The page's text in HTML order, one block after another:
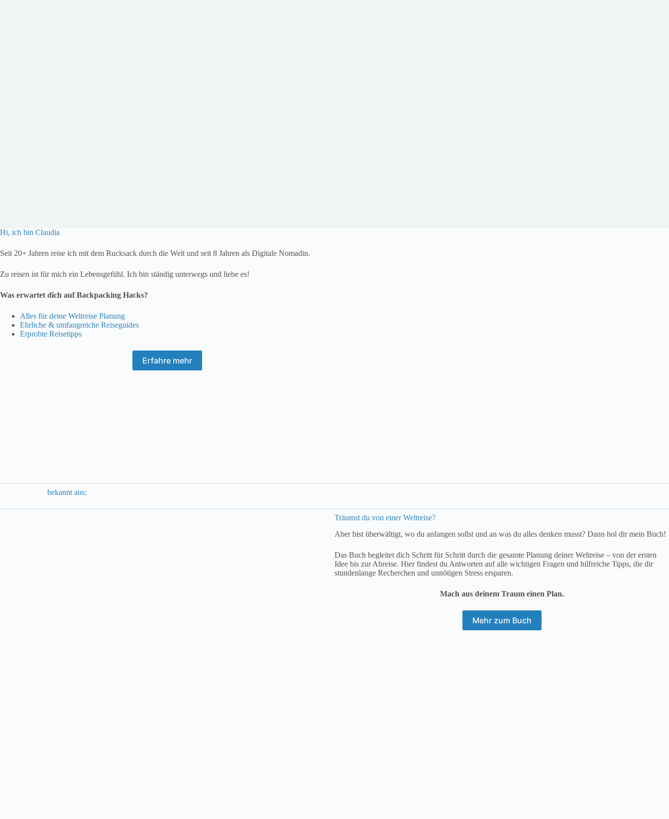
Hi, ich bin Claudia
Seit 20+ Jahren reise ich mit dem Rucksack durch die Welt und seit 8 Jahren als Digitale Nomadin.
Zu reisen ist für mich ein Lebensgefühl. Ich bin ständig unterwegs und liebe es!
Was erwartet dich auf Backpacking Hacks?
Alles für deine Weltreise Planung
Ehrliche & umfangreiche Reiseguides
Erprobte Reisetipps
Erfahre mehr
bekannt aus:
Träumst du von einer Weltreise?
Aber bist überwältigt, wo du anfangen sollst und an was du alles denken musst? Dann hol dir mein Buch!
Das Buch begleitet dich Schritt für Schritt durch die gesamte Planung deiner Weltreise – von der ersten
Idee bis zur Abreise. Hier findest du Antworten auf alle wichtigen Fragen und hilfreiche Tipps, die dir
stundenlange Recherchen und unnötigen Stress ersparen.
Mach aus deinem Traum einen Plan.
Mehr zum Buch